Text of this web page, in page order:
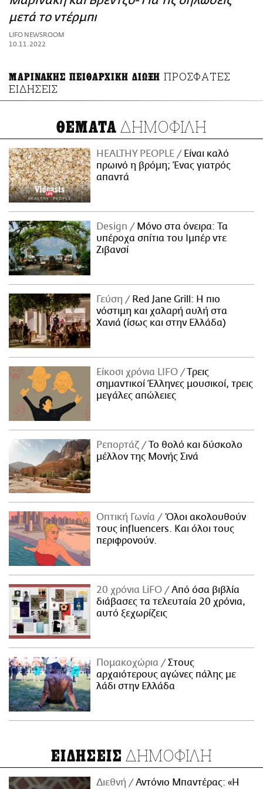
ΑΜΠΑ
PRINT
μετά το ντέρμπι
LIFO NEWSROOM
10.11.2022
ΜΑΡΙΝΑΚΗΣ ΠΕΙΘΑΡΧΙΚΗ ΔΙΩΞΗ ΠΡΟΣΦΑΤΕΣ
ΕΙΔΗΣΕΙΣ
ΘΕΜΑΤΑ ΔΗΜΟΦΙΛΗ
HEALTHY PEOPLE
Είναι καλό
πρωινό η βρόμη; Ένας γιατρός
απαντά
Design
Μόνο στα όνειρα: Τα
υπέροχα σπίτια του Ιμπέρ ντε
Ζιβανσί
Γεύση
Red Jane Grill: Η πιο
νόστιμη και χαλαρή αυλή στα
Χανιά (ίσως και στην Ελλάδα)
Είκοσι χρόνια LIFO
Tρεις
σημαντικοί Έλληνες μουσικοί, τρεις
μεγάλες απώλειες
Ρεπορτάζ
Το θολό και δύσκολο
μέλλον της Μονής Σινά
Οπτική Γωνία
Όλοι ακολουθούν
τους influencers. Και όλοι τους
περιφρονούν.
20 χρόνια LiFO
Από όσα βιβλία
διάβασες τα τελευταία 20 χρόνια,
αυτό ξεχωρίζεις
Πομακοχώρια
Στους
αρχαιότερους αγώνες πάλης με
λάδι στην Ελλάδα
ΕΙΔΗΣΕΙΣ ΔΗΜΟΦΙΛΗ
Διεθνή Αντόνιο Μπαντέρας: «Η